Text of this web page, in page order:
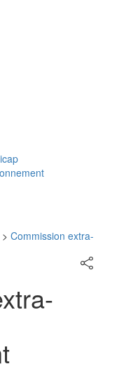
> Commission extra-
Partager
sur